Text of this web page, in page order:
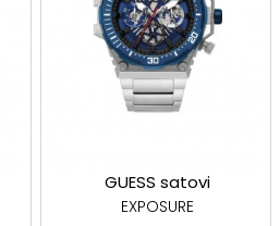
GUESS satovi
EXPOSURE